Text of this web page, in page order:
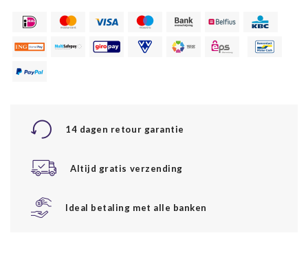
14 dagen retour garantie
Altijd gratis verzending
Ideal betaling met alle banken